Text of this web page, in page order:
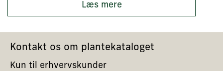
Læs mere
Kontakt os om plantekataloget
Kun til erhvervskunder